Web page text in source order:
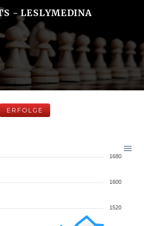
- LESLYMEDINA
ERFOLGE
1680
1600
1520